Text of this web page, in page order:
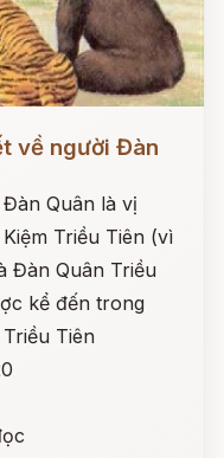
về người Đàn
Quân là vị
Triều Tiên (vì
Đàn Quân Triều
kể đến trong
Tiên